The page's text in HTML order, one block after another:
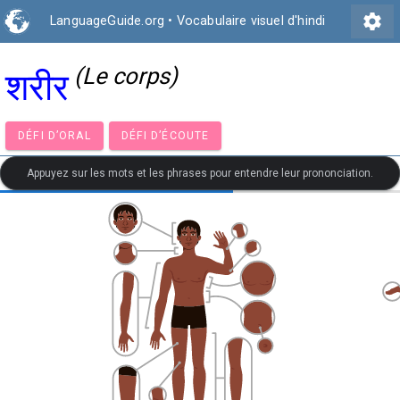
LanguageGuide.org • Vocabulaire visuel d'hindi settings
शरीर (Le corps)
DÉFI D’ORAL DÉFI D’ÉCOUTE
Appuyez sur les mots et les phrases pour entendre leur prononciation.